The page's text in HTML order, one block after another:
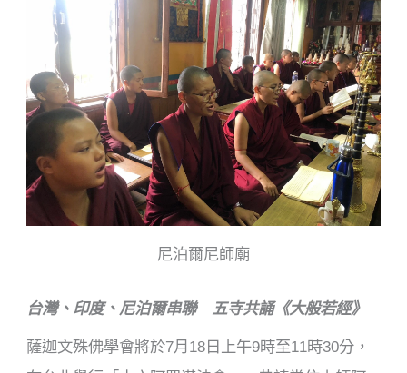
尼泊爾尼師廟
台灣、印度、尼泊爾串聯 五寺共誦《大般若經》
薩迦文殊佛學會將於7月18日上午9時至11時30分，